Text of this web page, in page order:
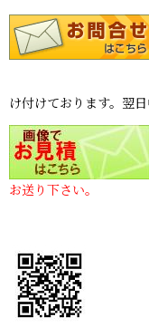
メールでの
け付けております。翌
お送り下さい。